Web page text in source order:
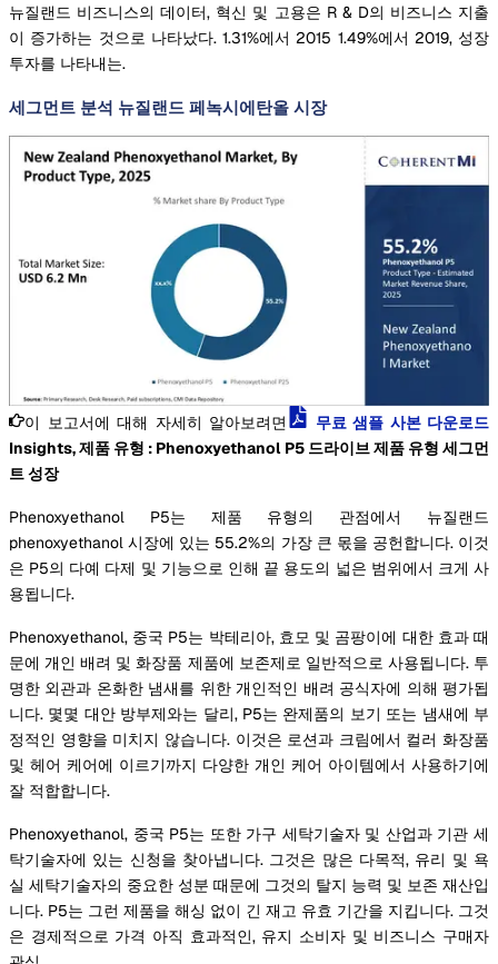
뉴질랜드 비즈니스의 데이터, 혁신 및 고용은 R & D의 비즈니스 지출
이 증가하는 것으로 나타났다. 1.31%에서 2015 1.49%에서 2019, 성장
투자를 나타내는.
세그먼트 분석 뉴질랜드 페녹시에탄올 시장
이 보고서에 대해 자세히 알아보려면
무료 샘플 사본 다운로드
Insights, 제품 유형 : Phenoxyethanol P5 드라이브 제품 유형 세그먼
트 성장
Phenoxyethanol P5는 제품 유형의 관점에서 뉴질랜드
phenoxyethanol 시장에 있는 55.2%의 가장 큰 몫을 공헌합니다. 이것
은 P5의 다예 다제 및 기능으로 인해 끝 용도의 넓은 범위에서 크게 사
용됩니다.
Phenoxyethanol, 중국 P5는 박테리아, 효모 및 곰팡이에 대한 효과 때
문에 개인 배려 및 화장품 제품에 보존제로 일반적으로 사용됩니다. 투
명한 외관과 온화한 냄새를 위한 개인적인 배려 공식자에 의해 평가됩
니다. 몇몇 대안 방부제와는 달리, P5는 완제품의 보기 또는 냄새에 부
정적인 영향을 미치지 않습니다. 이것은 로션과 크림에서 컬러 화장품
및 헤어 케어에 이르기까지 다양한 개인 케어 아이템에서 사용하기에
잘 적합합니다.
Phenoxyethanol, 중국 P5는 또한 가구 세탁기술자 및 산업과 기관 세
탁기술자에 있는 신청을 찾아냅니다. 그것은 많은 다목적, 유리 및 욕
실 세탁기술자의 중요한 성분 때문에 그것의 탈지 능력 및 보존 재산입
니다. P5는 그런 제품을 해싱 없이 긴 재고 유효 기간을 지킵니다. 그것
은 경제적으로 가격 아직 효과적인, 유지 소비자 및 비즈니스 구매자